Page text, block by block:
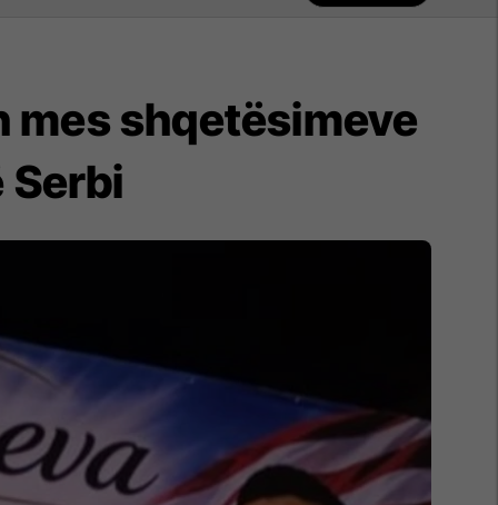
mes shqetësimeve
Serbi